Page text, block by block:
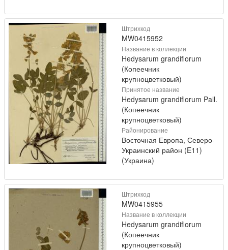
Штрихкод
MW0415952
Название в коллекции
Hedysarum grandiflorum
(Копеечник
крупноцветковый)
Принятое название
Hedysarum grandiflorum Pall.
(Копеечник
крупноцветковый)
Районирование
Восточная Европа, Северо-
Украинский район (E11)
(Украина)
Штрихкод
MW0415955
Название в коллекции
Hedysarum grandiflorum
(Копеечник
крупноцветковый)